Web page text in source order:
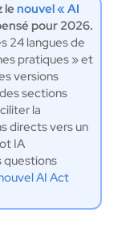
le nouvel « AI
pour 2026.
24 langues de
pratiques » et
versions
sections
la
directs vers un
IA
questions
AI Act